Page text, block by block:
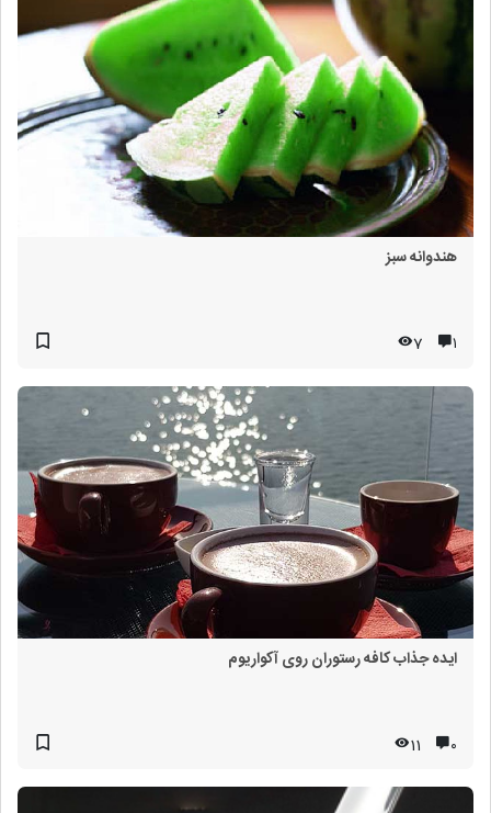
هندوانه سبز
۱ 7
ایده جذاب کافه رستوران روی آکواریوم
۰ 11